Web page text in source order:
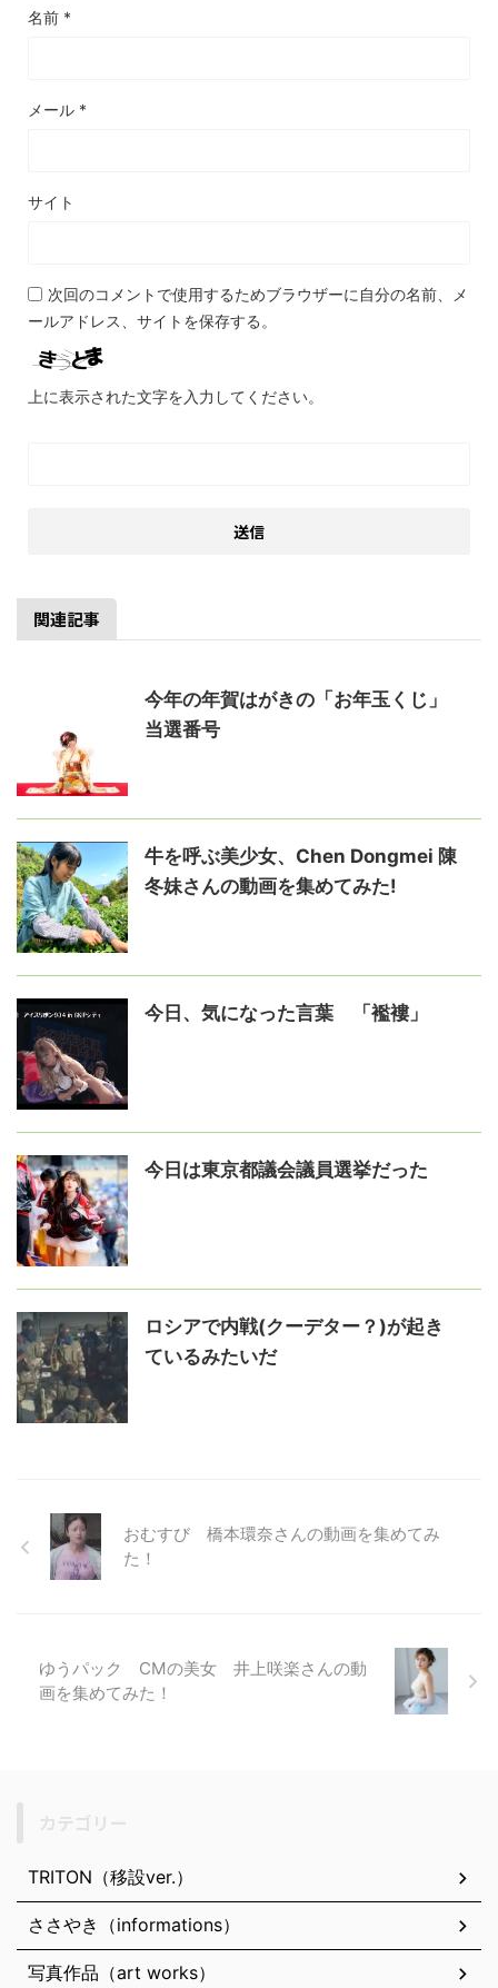
名前 *
メール *
サイト
次回のコメントで使用するためブラウザーに自分の名前、メ
ールアドレス、サイトを保存する。
上に表示された文字を入力してください。
関連記事
今年の年賀はがきの「お年玉くじ」
当選番号
牛を呼ぶ美少女、Chen Dongmei 陳
冬妹さんの動画を集めてみた!
今日、気になった言葉 「襤褸」
今日は東京都議会議員選挙だった
ロシアで内戦(クーデター？)が起き
ているみたいだ
おむすび 橋本環奈さんの動画を集めてみ
た！
ゆうパック CMの美女 井上咲楽さんの動
画を集めてみた！
TRITON（移設ver.）
ささやき（informations）
写真作品（art works）